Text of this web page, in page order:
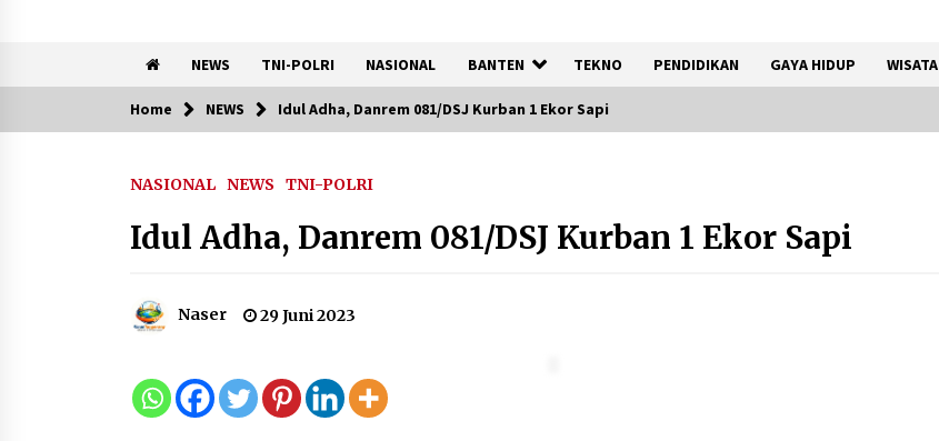
NEWS TNI-POLRI NASIONAL BANTEN TEKNO PENDIDIKAN GAYA HIDUP WISATA
Trending Now
Kemenkum Malut
Pengayoman ke-81 melalui
Fun Walk di Ternate
Siap Hadirkan Pengalaman
Beyond the Game
Tahap Akhir, Tak Ada Korban
Jiwa
Home NEWS Idul Adha, Danrem 081/DSJ Kurban 1 Ekor Sapi
NASIONAL NEWS TNI-POLRI
Idul Adha, Danrem 081/DSJ Kurban 1 Ekor Sapi
Naser 29 Juni 2023